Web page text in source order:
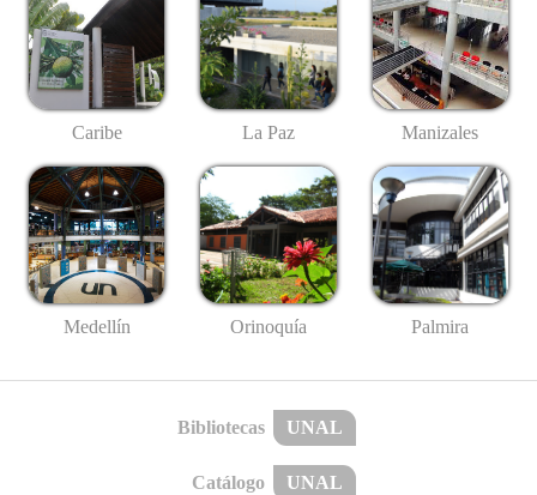
Caribe La Paz Manizales
Medellín Orinoquía Palmira
Bibliotecas UNAL
Catálogo UNAL